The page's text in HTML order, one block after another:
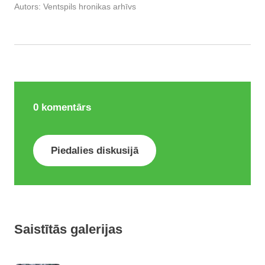
Autors: Ventspils hronikas arhīvs
0 komentārs
Piedalies diskusijā
Saistītās galerijas